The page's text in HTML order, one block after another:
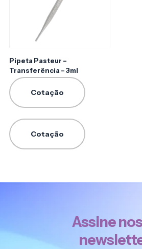
Pipeta Pasteur –
Transferência – 3ml
Cotação
Cotação
Assine